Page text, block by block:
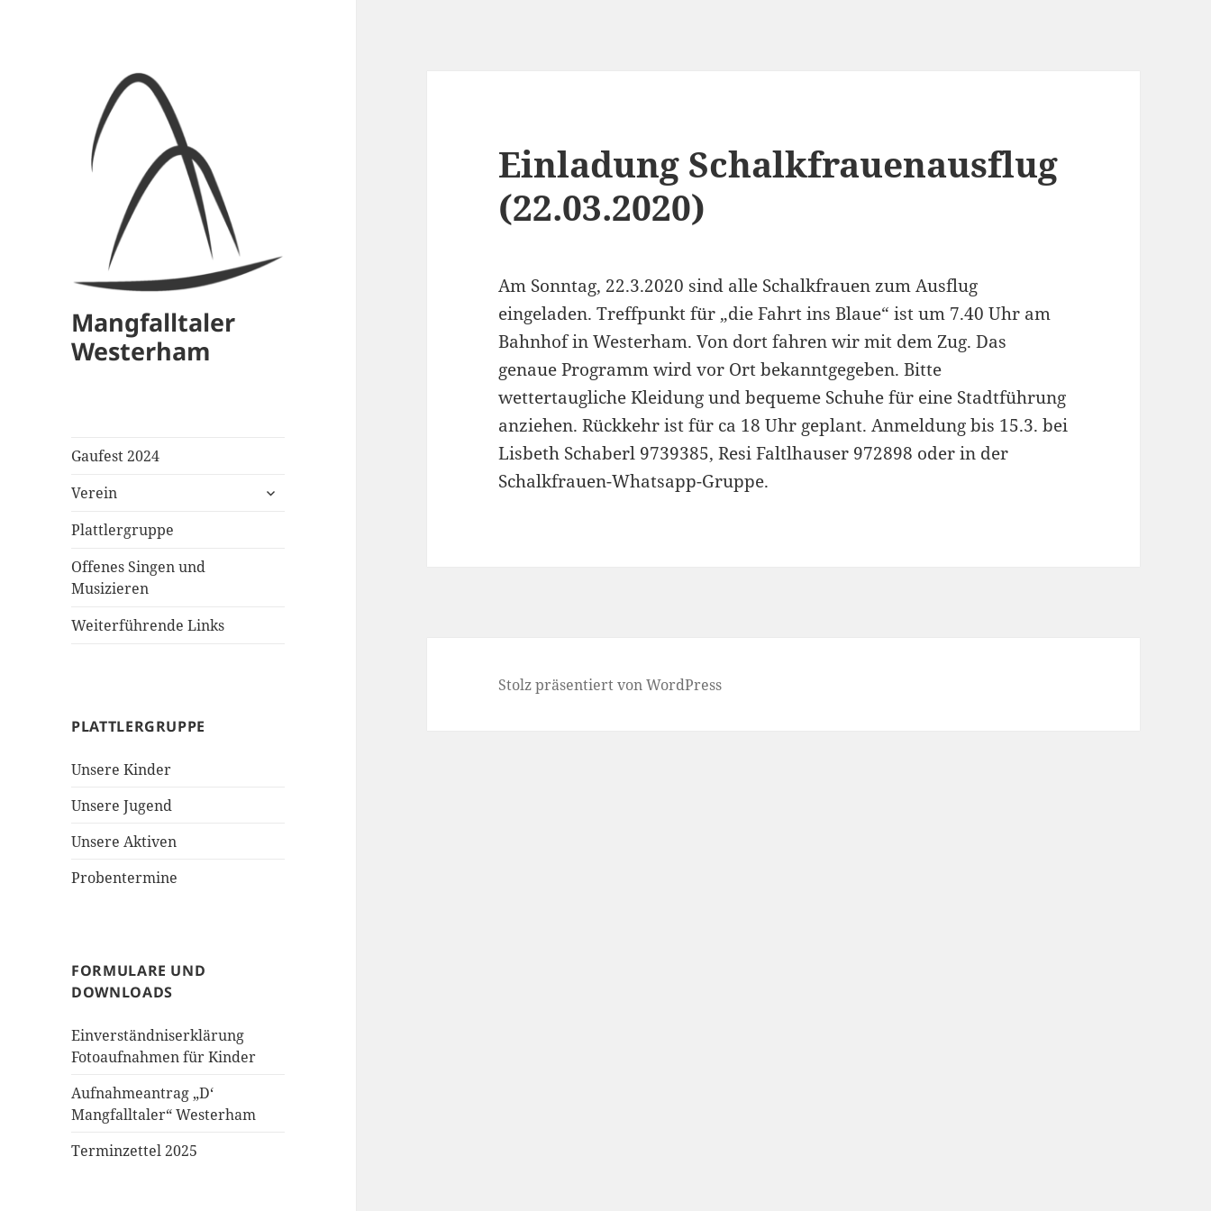
Mangfalltaler
Westerham
Gaufest 2024
Verein
untermenü
Plattlergruppe
Offenes Singen und
Musizieren
Weiterführende Links
PLATTLERGRUPPE
Unsere Kinder
Unsere Jugend
Unsere Aktiven
Probentermine
FORMULARE UND
DOWNLOADS
Einverständniserklärung
Fotoaufnahmen für Kinder
Aufnahmeantrag „D‘
Mangfalltaler“ Westerham
Terminzettel 2025
Einladung Schalkfrauenausflug
(22.03.2020)
Am Sonntag, 22.3.2020 sind alle Schalkfrauen zum Ausflug
eingeladen. Treffpunkt für „die Fahrt ins Blaue“ ist um 7.40 Uhr am
Bahnhof in Westerham. Von dort fahren wir mit dem Zug. Das
genaue Programm wird vor Ort bekanntgegeben. Bitte
wettertaugliche Kleidung und bequeme Schuhe für eine Stadtführung
anziehen. Rückkehr ist für ca 18 Uhr geplant. Anmeldung bis 15.3. bei
Lisbeth Schaberl 9739385, Resi Faltlhauser 972898 oder in der
Schalkfrauen-Whatsapp-Gruppe.
Stolz präsentiert von WordPress